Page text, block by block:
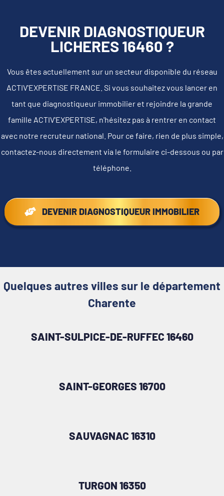
DEVENIR DIAGNOSTIQUEUR
LICHERES 16460 ?
Vous êtes actuellement sur un secteur disponible du réseau
ACTIV'EXPERTISE FRANCE. Si vous souhaitez vous lancer en
tant que diagnostiqueur immobilier et rejoindre la grande
famille ACTIV'EXPERTISE, n'hésitez pas à rentrer en contact
avec notre recruteur national. Pour ce faire, rien de plus simple,
contactez-nous directement via le formulaire ci-dessous ou par
téléphone.
DEVENIR DIAGNOSTIQUEUR IMMOBILIER
Quelques autres villes sur le département
Charente
SAINT-SULPICE-DE-RUFFEC 16460
SAINT-GEORGES 16700
SAUVAGNAC 16310
TURGON 16350